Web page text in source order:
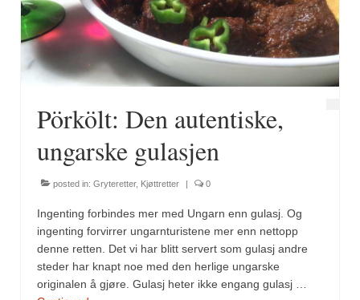
Fugl
Gryteretter
Snacks
Supper
Olivenolje, oppskrifter
Krydder, oppskrifter
Albóndigaskrydder
Pörkölt: Den autentiske,
ungarske gulasjen
posted in: Gryteretter, Kjøttretter | 0
Ingenting forbindes mer med Ungarn enn gulasj. Og
ingenting forvirrer ungarnturistene mer enn nettopp
denne retten. Det vi har blitt servert som gulasj andre
steder har knapt noe med den herlige ungarske
originalen å gjøre. Gulasj heter ikke engang gulasj …